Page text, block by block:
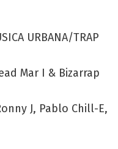
URBANA/TRAP
Mar I & Bizarrap
J, Pablo Chill-E,